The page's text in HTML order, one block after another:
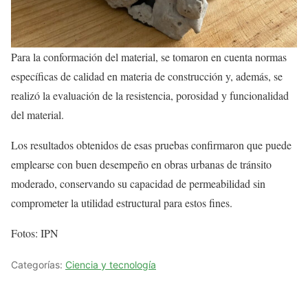
Para la conformación del material, se tomaron en cuenta normas
específicas de calidad en materia de construcción y, además, se
realizó la evaluación de la resistencia, porosidad y funcionalidad
del material.
Los resultados obtenidos de esas pruebas confirmaron que puede
emplearse con buen desempeño en obras urbanas de tránsito
moderado, conservando su capacidad de permeabilidad sin
comprometer la utilidad estructural para estos fines.
Fotos: IPN
Categorías: Ciencia y tecnología